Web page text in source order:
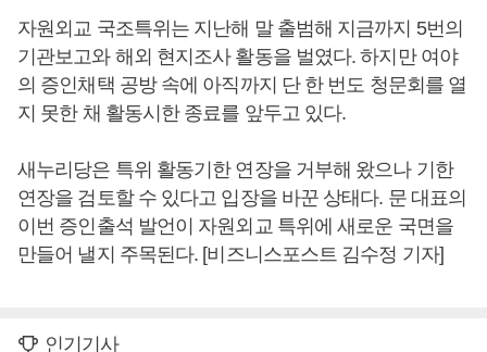
자원외교 국조특위는 지난해 말 출범해 지금까지 5번의
기관보고와 해외 현지조사 활동을 벌였다. 하지만 여야
의 증인채택 공방 속에 아직까지 단 한 번도 청문회를 열
지 못한 채 활동시한 종료를 앞두고 있다.
새누리당은 특위 활동기한 연장을 거부해 왔으나 기한
연장을 검토할 수 있다고 입장을 바꾼 상태다. 문 대표의
이번 증인출석 발언이 자원외교 특위에 새로운 국면을
만들어 낼지 주목된다. [비즈니스포스트 김수정 기자]
인기기사